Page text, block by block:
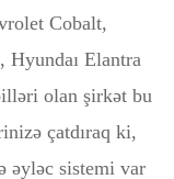
Cobalt,
Elantra
olan şirkət bu
çatdıraq ki,
əyləc sistemi var